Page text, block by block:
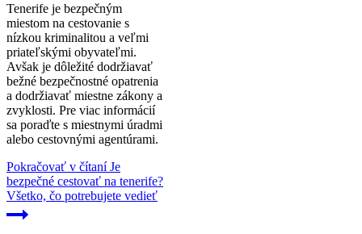
Tenerife je bezpečným
miestom na cestovanie s
nízkou kriminalitou a veľmi
priateľskými obyvateľmi.
Avšak je dôležité dodržiavať
bežné bezpečnostné opatrenia
a dodržiavať miestne zákony a
zvyklosti. Pre viac informácií
sa poraďte s miestnymi úradmi
alebo cestovnými agentúrami.
Pokračovať v čítaníJe
bezpečné cestovať na tenerife?
Všetko, čo potrebujete vedieť